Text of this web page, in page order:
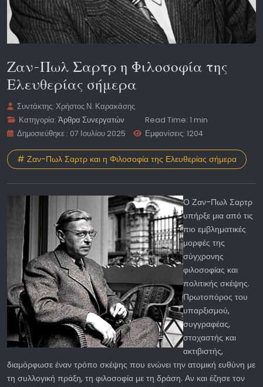
Ζαν-Πωλ Σαρτρ η Φιλοσοφία της
Ελευθερίας σήμερα
Συντάκτης:Χρήστος Ν. Καρακάσης
Κατηγορία:Άρθρα Συνεργατών
Read Time: 1 min
Δημοσιεύθηκε : 07 Ιουλίου 2025
Εμφανίσεις: 1204
# Ζαν-Πωλ Σαρτρ και η Φιλοσοφία της Ελευθερίας σήμερα
Ο Ζαν-Πωλ Σαρτρ
υπήρξε μια από τις
πιο εμβληματικές
μορφές της
σύγχρονης
φιλοσοφίας και
πολιτικής σκέψης.
Πρωτοπόρος του
υπαρξισμού,
συγγραφέας,
στοχαστής και
ακτιβιστής,
διαμόρφωσε έναν τρόπο σκέψης που ενώνει την ατομική ευθύνη με
τη συλλογική πράξη, τη φιλοσοφία με τη δράση. Αν και έζησε τον